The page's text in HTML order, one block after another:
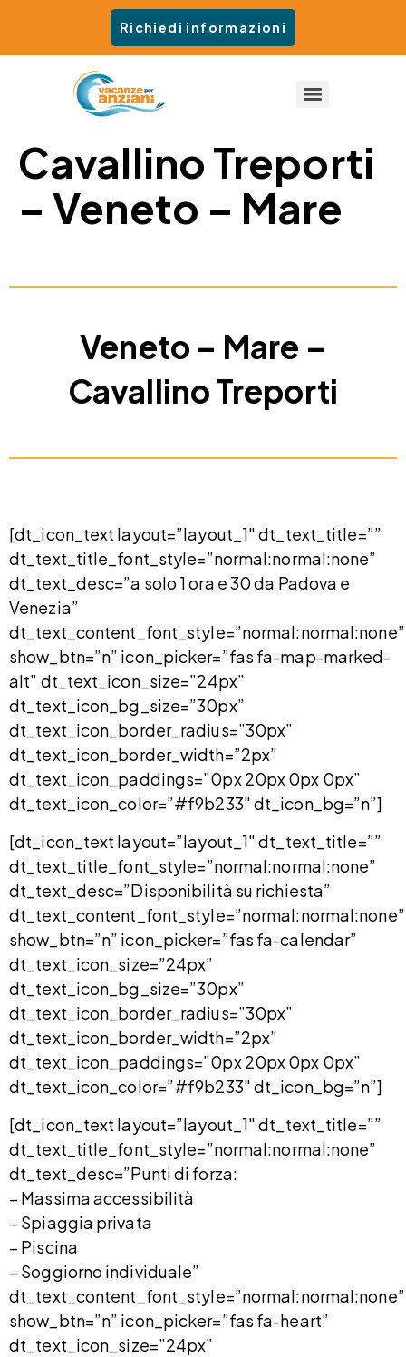
Richiedi informazioni
Cavallino Treporti
– Veneto – Mare
Veneto – Mare –
Cavallino Treporti
[dt_icon_text layout=”layout_1″ dt_text_title=””
dt_text_title_font_style=”normal:normal:none”
dt_text_desc=”a solo 1 ora e 30 da Padova e
Venezia”
dt_text_content_font_style=”normal:normal:none”
show_btn=”n” icon_picker=”fas fa-map-marked-
alt” dt_text_icon_size=”24px”
dt_text_icon_bg_size=”30px”
dt_text_icon_border_radius=”30px”
dt_text_icon_border_width=”2px”
dt_text_icon_paddings=”0px 20px 0px 0px”
dt_text_icon_color=”#f9b233″ dt_icon_bg=”n”]
[dt_icon_text layout=”layout_1″ dt_text_title=””
dt_text_title_font_style=”normal:normal:none”
dt_text_desc=”Disponibilità su richiesta”
dt_text_content_font_style=”normal:normal:none”
show_btn=”n” icon_picker=”fas fa-calendar”
dt_text_icon_size=”24px”
dt_text_icon_bg_size=”30px”
dt_text_icon_border_radius=”30px”
dt_text_icon_border_width=”2px”
dt_text_icon_paddings=”0px 20px 0px 0px”
dt_text_icon_color=”#f9b233″ dt_icon_bg=”n”]
[dt_icon_text layout=”layout_1″ dt_text_title=””
dt_text_title_font_style=”normal:normal:none”
dt_text_desc=”Punti di forza:
– Massima accessibilità
– Spiaggia privata
– Piscina
– Soggiorno individuale”
dt_text_content_font_style=”normal:normal:none”
show_btn=”n” icon_picker=”fas fa-heart”
dt_text_icon_size=”24px”